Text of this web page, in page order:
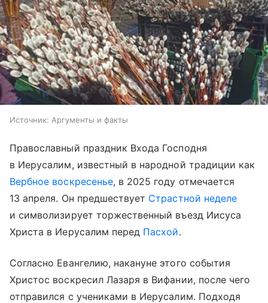
Источник: Аргументы и факты
Православный праздник Входа Господня
в Иерусалим, известный в народной традиции как
Вербное воскресенье, в 2025 году отмечается
13 апреля. Он предшествует Страстной неделе
и символизирует торжественный въезд Иисуса
Христа в Иерусалим перед Пасхой.
Согласно Евангелию, накануне этого события
Христос воскресил Лазаря в Вифании, после чего
отправился с учениками в Иерусалим. Подходя